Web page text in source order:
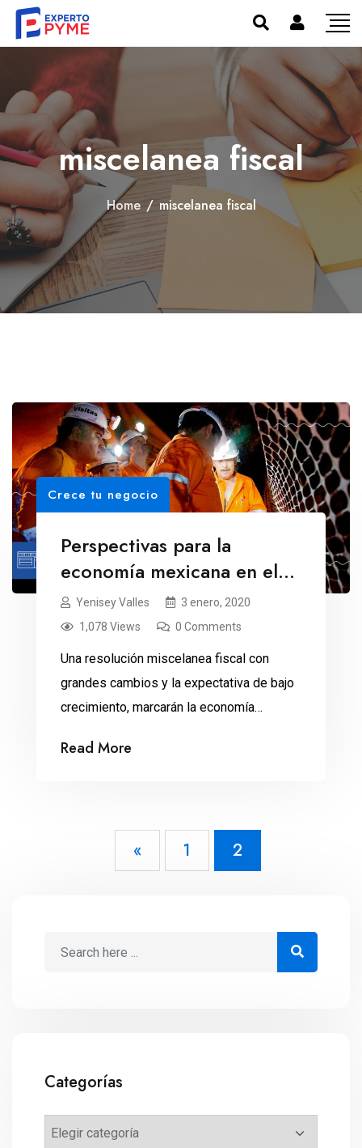
miscelanea fiscal
Home / miscelanea fiscal
Crece tu negocio
Perspectivas para la
economía mexicana en el
2020
Yenisey Valles
3 enero, 2020
1,078 Views
0 Comments
Una resolución miscelanea fiscal con
grandes cambios y la expectativa de bajo
crecimiento, marcarán la economía
Read More
« 1 2
Categorías